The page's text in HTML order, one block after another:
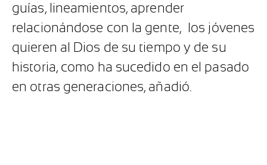
guías, lineamientos, aprender
relacionándose con la gente, los jóvenes
quieren al Dios de su tiempo y de su
historia, como ha sucedido en el pasado
en otras generaciones, añadió.